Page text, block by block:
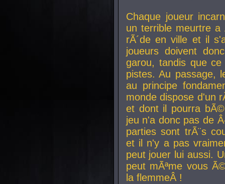
Chaque joueur
un terrible meurtre
rÃ´de en ville et il
joueurs doivent
garou, tandis que
pistes. Au passage,
au principe
monde dispose d'un
et dont il pourra
jeu n'a donc pas de
parties sont trÃ¨s
et il n'y a pas
peut jouer lui aussi.
peut mÃªme vous
la flemmeÂ !